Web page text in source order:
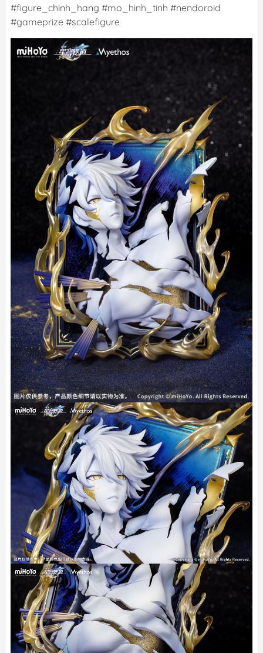
#figure_chinh_hang #mo_hinh_tinh #nendoroid
#gameprize #scalefigure